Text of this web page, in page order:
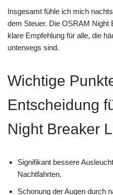
Insgesamt fühle ich mich
dem Steuer. Die OSRAM Night
klare Empfehlung für alle, die
unterwegs sind.
Wichtige
Entscheidung
Night Breaker
Signifikant bessere
Nachtfahrten.
Schonung der Augen durch